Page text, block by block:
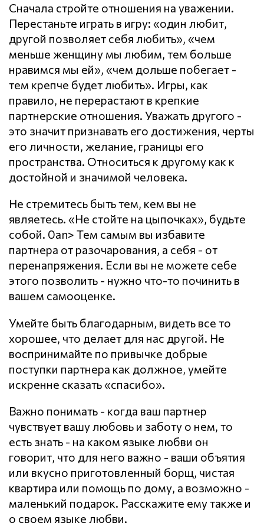
Сначала стройте отношения на уважении.
Перестаньте играть в игру: «один любит,
другой позволяет себя любить», «чем
меньше женщину мы любим, тем больше
нравимся мы ей», «чем дольше побегает -
тем крепче будет любить». Игры, как
правило, не перерастают в крепкие
партнерские отношения. Уважать другого -
это значит признавать его достижения, черты
его личности, желание, границы его
пространства. Относиться к другому как к
достойной и значимой человека.
Не стремитесь быть тем, кем вы не
являетесь. «Не стойте на цыпочках», будьте
собой. 0an> Тем самым вы избавите
партнера от разочарования, а себя - от
перенапряжения. Если вы не можете себе
этого позволить - нужно что-то починить в
вашем самооценке.
Умейте быть благодарным, видеть все то
хорошее, что делает для нас другой. Не
воспринимайте по привычке добрые
поступки партнера как должное, умейте
искренне сказать «спасибо».
Важно понимать - когда ваш партнер
чувствует вашу любовь и заботу о нем, то
есть знать - на каком языке любви он
говорит, что для него важно - ваши объятия
или вкусно приготовленный борщ, чистая
квартира или помощь по дому, а возможно -
маленький подарок. Расскажите ему также и
о своем языке любви.